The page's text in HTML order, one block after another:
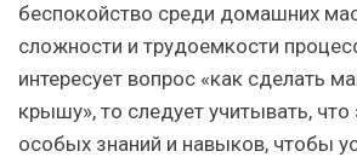
беспокойство среди домашних
сложности и трудоемкости
интересует вопрос «как сделать
крышу», то следует учитывать, что
особых знаний и навыков, чтобы